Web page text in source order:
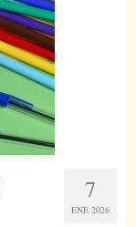
7
ENE 2026